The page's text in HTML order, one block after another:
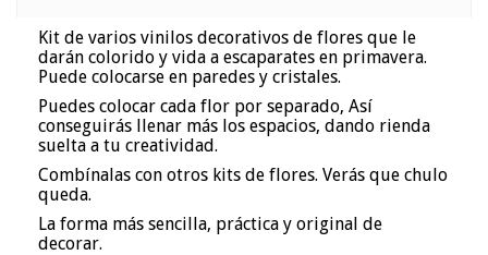
Kit de varios vinilos decorativos de flores que le
darán colorido y vida a escaparates en primavera.
Puede colocarse en paredes y cristales.
Puedes colocar cada flor por separado, Así
conseguirás llenar más los espacios, dando rienda
suelta a tu creatividad.
Combínalas con otros kits de flores. Verás que chulo
queda.
La forma más sencilla, práctica y original de
decorar.